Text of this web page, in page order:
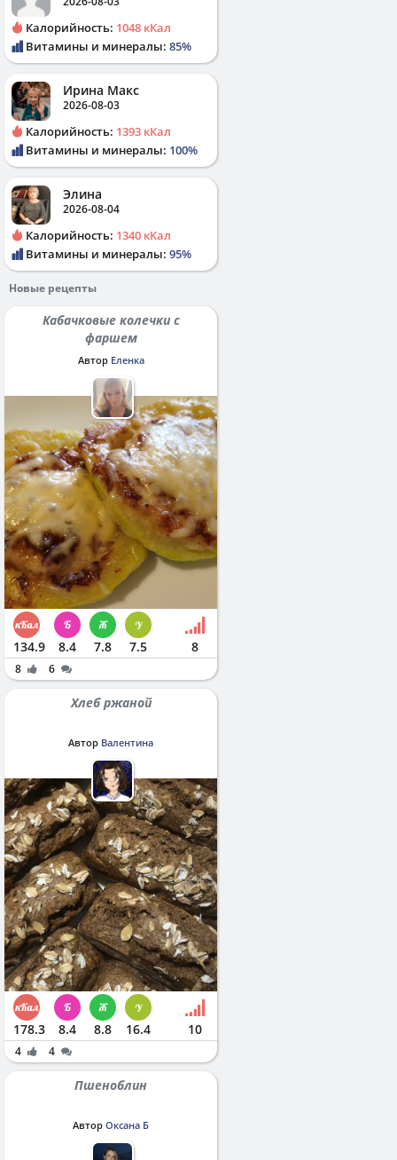
Калорийность: 1048 кКал
Витамины и минералы: 85%
Ирина Макс
2026-08-03
Калорийность: 1393 кКал
Витамины и минералы: 100%
Элина
2026-08-04
Калорийность: 1340 кКал
Витамины и минералы: 95%
Новые рецепты
Кабачковые колечки с
фаршем
Автор Еленка
134.9 8.4 7.8 7.5 8
8 6
Хлеб ржаной
Автор Валентина
178.3 8.4 8.8 16.4 10
4 4
Пшеноблин
Автор Оксана Б